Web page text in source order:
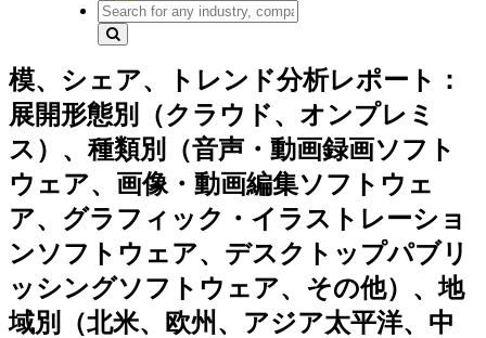
模、シェア、トレンド分析レポート：
展開形態別（クラウド、オンプレミ
ス）、種類別（音声・動画録画ソフト
ウェア、画像・動画編集ソフトウェ
ア、グラフィック・イラストレーショ
ンソフトウェア、デスクトップパブリ
ッシングソフトウェア、その他）、地
域別（北米、欧州、アジア太平洋、中